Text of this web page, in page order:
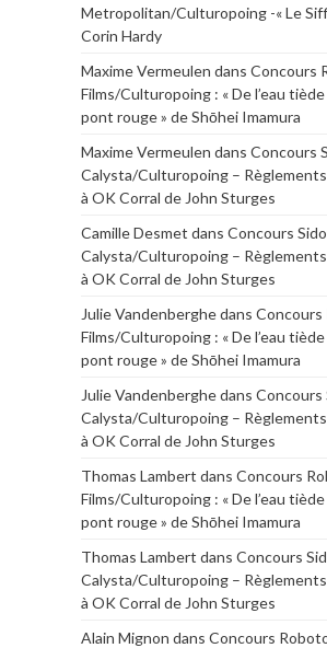
Metropolitan/Culturopoing -« Le
Corin Hardy
Maxime Vermeulen dans Concours
Films/Culturopoing : « De l’eau
pont rouge » de Shōhei Imamura
Maxime Vermeulen dans Concours
Calysta/Culturopoing –
à OK Corral de John Sturges
Camille Desmet dans Concours
Calysta/Culturopoing –
à OK Corral de John Sturges
Julie Vandenberghedans Concours
Films/Culturopoing : « De l’eau
pont rouge » de Shōhei Imamura
Julie Vandenberghedans Concours
Calysta/Culturopoing –
à OK Corral de John Sturges
Thomas Lambert dans Concours
Films/Culturopoing : « De l’eau
pont rouge » de Shōhei Imamura
Thomas Lambert dans Concours
Calysta/Culturopoing –
à OK Corral de John Sturges
Alain Mignon dans Concours